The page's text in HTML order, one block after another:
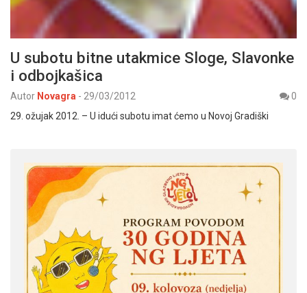
U subotu bitne utakmice Sloge, Slavonke
i odbojkašica
Autor Novagra - 29/03/2012
0
29. ožujak 2012. – U idući subotu imat ćemo u Novoj Gradiški